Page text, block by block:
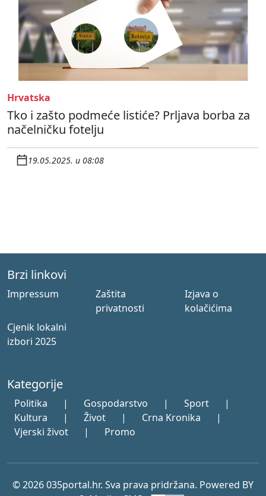
Hrvatska
Tko i zašto podmeće listiće? Prljava borba za
načelničku fotelju
19.05.2025. u 08:08
Brzi linkovi
Impressum
Zaštita
privatnosti
Izjava o
kolačićima
Cjenik lokalni
izbori 2025
Kategorije
Politika | Gospodarstvo | Sport
|
Kultura
| Život | Crna Kronika
|
Vjerski život
| Promo
© 2026 035portal.hr. Sva prava pridržana. Powered BY